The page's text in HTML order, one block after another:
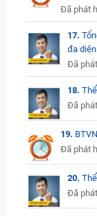
Đã phát
17.
đa diện
Đã
18.
Đã
19.
Đã phát
20.
Đã